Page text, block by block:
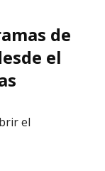
de
el
el